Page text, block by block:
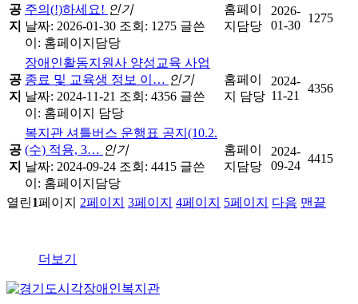
공
지
주의(!)하세요! 인기
날짜: 2026-01-30 조회: 1275 글쓴
이: 홈페이지담당
홈페이
지담당
2026-
01-30
1275
공
지
장애인활동지원사 양성교육 사업
종료 및 교육생 정보 이… 인기
날짜: 2024-11-21 조회: 4356 글쓴
이: 홈페이지 담당
홈페이
지 담당
2024-
11-21
4356
공
지
복지관 셔틀버스 운행표 공지(10.2.
(수) 적용, 3… 인기
날짜: 2024-09-24 조회: 4415 글쓴
이: 홈페이지담당
홈페이
지담당
2024-
09-24
4415
열린1페이지 2페이지 3페이지 4페이지 5페이지 다음 맨끝
더보기